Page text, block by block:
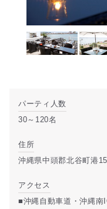
パーティ人数
30～120名
住所
沖縄県中頭郡北谷町港
アクセス
■沖縄自動車道・沖縄南